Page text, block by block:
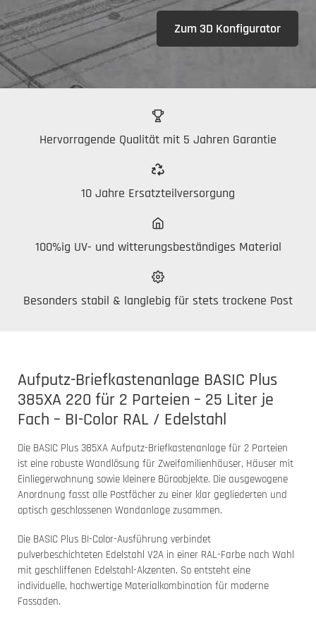
Zum 3D Konfigurator
Hervorragende Qualität mit 5 Jahren Garantie
10 Jahre Ersatzteilversorgung
100%ig UV- und witterungsbeständiges Material
Besonders stabil & langlebig für stets trockene Post
Aufputz-Briefkastenanlage BASIC Plus
385XA 220 für 2 Parteien – 25 Liter je
Fach – BI-Color RAL / Edelstahl
Die BASIC Plus 385XA Aufputz-Briefkastenanlage für 2 Parteien
ist eine robuste Wandlösung für Zweifamilienhäuser, Häuser mit
Einliegerwohnung sowie kleinere Büroobjekte. Die ausgewogene
Anordnung fasst alle Postfächer zu einer klar gegliederten und
optisch geschlossenen Wandanlage zusammen.
Die BASIC Plus BI-Color-Ausführung verbindet
pulverbeschichteten Edelstahl V2A in einer RAL-Farbe nach Wahl
mit geschliffenen Edelstahl-Akzenten. So entsteht eine
individuelle, hochwertige Materialkombination für moderne
Fassaden.